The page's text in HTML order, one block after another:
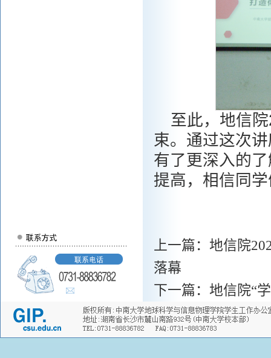
至此，地信
束。通过这次
有了更深入的
提高，相信同
上一篇： 地信院
落幕
下一篇： 地信院“